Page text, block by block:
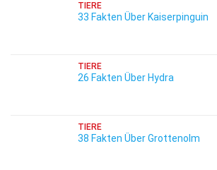
TIERE
33 Fakten Über Kaiserpinguin
TIERE
26 Fakten Über Hydra
TIERE
38 Fakten Über Grottenolm